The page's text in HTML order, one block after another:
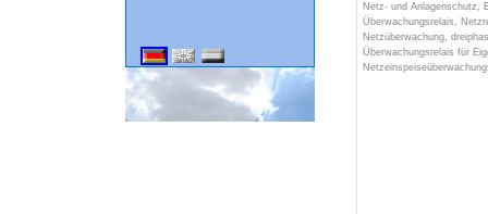
Netz- und Anlagenschutz,
Überwachungsrelais,
Netzüberwachung,
Überwachungsrelais für